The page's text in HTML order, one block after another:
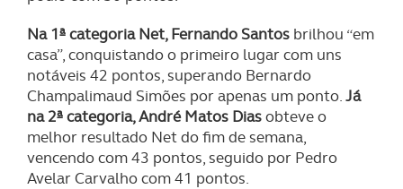
Na 1ª categoria Net, Fernando Santos brilhou “em
casa”, conquistando o primeiro lugar com uns
notáveis 42 pontos, superando Bernardo
Champalimaud Simões por apenas um ponto.Já
na 2ª categoria, André Matos Diasobteve o
melhor resultado Net do fim de semana,
vencendo com 43 pontos, seguido por Pedro
Avelar Carvalho com 41 pontos.